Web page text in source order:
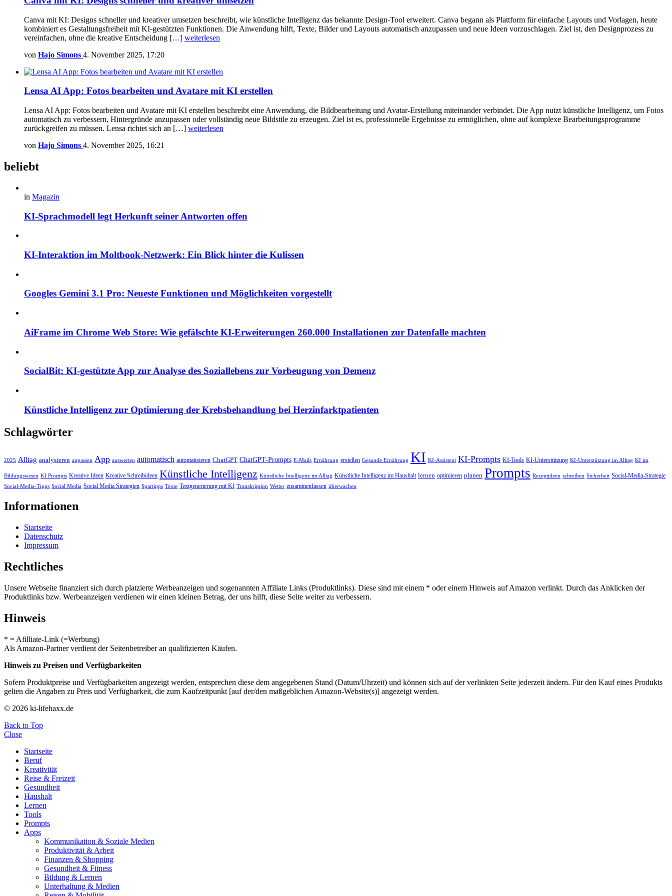
Canva mit KI: Designs schneller und kreativer umsetzen beschreibt, wie künstliche Intelligenz das bekannte Design-Tool erweitert. Canva begann als Plattform für einfache Layouts und Vorlagen, heute
kombiniert es Gestaltungsfreiheit mit KI-gestützten Funktionen. Die Anwendung hilft, Texte, Bilder und Layouts automatisch anzupassen und neue Ideen vorzuschlagen. Ziel ist, den Designprozess zu
vereinfachen, ohne die kreative Entscheidung […] weiterlesen
von Hajo Simons 4. November 2025, 17:20
Lensa AI App: Fotos bearbeiten und Avatare mit KI erstellen
Lensa AI App: Fotos bearbeiten und Avatare mit KI erstellen beschreibt eine Anwendung, die Bildbearbeitung und Avatar-Erstellung miteinander verbindet. Die App nutzt künstliche Intelligenz, um Fotos
automatisch zu verbessern, Hintergründe anzupassen oder vollständig neue Bildstile zu erzeugen. Ziel ist es, professionelle Ergebnisse zu ermöglichen, ohne auf komplexe Bearbeitungsprogramme
zurückgreifen zu müssen. Lensa richtet sich an […] weiterlesen
von Hajo Simons 4. November 2025, 16:21
beliebt
in Magazin
KI-Sprachmodell legt Herkunft seiner Antworten offen
KI-Interaktion im Moltbook-Netzwerk: Ein Blick hinter die Kulissen
Googles Gemini 3.1 Pro: Neueste Funktionen und Möglichkeiten vorgestellt
AiFrame im Chrome Web Store: Wie gefälschte KI-Erweiterungen 260.000 Installationen zur Datenfalle machten
SocialBit: KI-gestützte App zur Analyse des Soziallebens zur Vorbeugung von Demenz
Künstliche Intelligenz zur Optimierung der Krebsbehandlung bei Herzinfarktpatienten
Schlagwörter
2025 Alltag analysieren anpassen App auswerten automatisch automatisieren ChatGPT ChatGPT-Prompts E-Mails Ernährung erstellen Gesunde Ernährung KI KI-Assistent KI-Prompts KI-Tools KI-Unterstützung KI-Unterstützung im Alltag KI im
Bildungswesen KI Prompts Kreative Ideen Kreative Schreibideen Künstliche Intelligenz Künstliche Intelligenz im Alltag Künstliche Intelligenz im Haushalt lernen optimieren planen Prompts Rezeptideen schreiben Sicherheit Social-Media-Strategie
Social-Media-Tipps Social Media Social Media Strategien Spartipps Texte Textgenerierung mit KI Transkription Wetter zusammenfassen überwachen
Informationen
Startseite
Datenschutz
Impressum
Rechtliches
Unsere Webseite finanziert sich durch platzierte Werbeanzeigen und sogenannten Affiliate Links (Produktlinks). Diese sind mit einem * oder einem Hinweis auf Amazon verlinkt. Durch das Anklicken der
Produktlinks bzw. Werbeanzeigen verdienen wir einen kleinen Betrag, der uns hilft, diese Seite weiter zu verbessern.
Hinweis
* = Afilliate-Link (=Werbung)
Als Amazon-Partner verdient der Seitenbetreiber an qualifizierten Käufen.
Hinweis zu Preisen und Verfügbarkeiten
Sofern Produktpreise und Verfügbarkeiten angezeigt werden, entsprechen diese dem angegebenen Stand (Datum/Uhrzeit) und können sich auf der verlinkten Seite jederzeit ändern. Für den Kauf eines Produkts
gelten die Angaben zu Preis und Verfügbarkeit, die zum Kaufzeitpunkt [auf der/den maßgeblichen Amazon-Website(s)] angezeigt werden.
© 2026 ki-lifehaxx.de
Back to Top
Close
Startseite
Beruf
Kreativität
Reise & Freizeit
Gesundheit
Haushalt
Lernen
Tools
Prompts
Apps
Kommunikation & Soziale Medien
Produktivität & Arbeit
Finanzen & Shopping
Gesundheit & Fitness
Bildung & Lernen
Unterhaltung & Medien